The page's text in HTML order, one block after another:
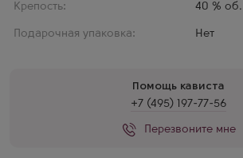
Крепость:
40 % об.
Подарочная упаковка: Нет
Помощь кависта
+7 (495) 197-77-56
Перезвоните мне